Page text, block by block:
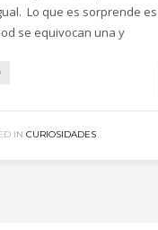
Lo que es sorprende
se equivocan una y
IN CURIOSIDADES